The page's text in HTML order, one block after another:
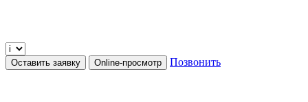
Оставить заявку Online-просмотр Позвонить